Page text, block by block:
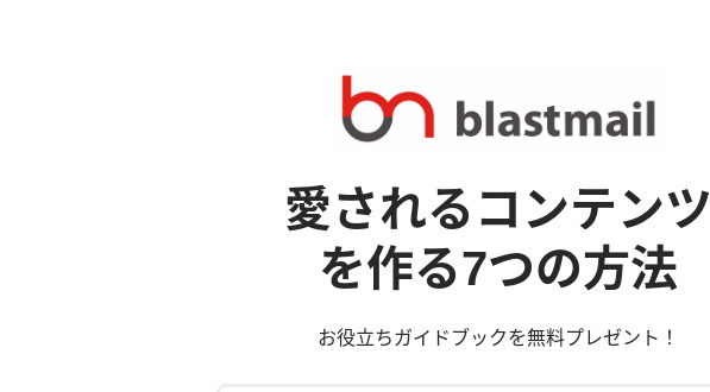
愛されるコンテンツ
を作る7つの方法
お役立ちガイドブックを無料プレゼント！